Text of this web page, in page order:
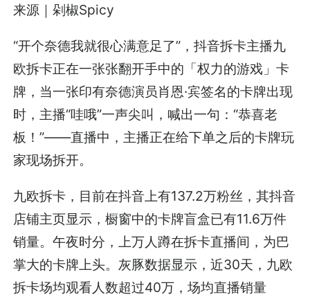
来源｜剁椒Spicy
“开个奈德我就很心满意足了”，抖音拆卡主播九
欧拆卡正在一张张翻开手中的「权力的游戏」卡
牌，当一张印有奈德演员肖恩·宾签名的卡牌出现
时，主播“哇哦”一声尖叫，喊出一句：“恭喜老
板！”——直播中，主播正在给下单之后的卡牌玩
家现场拆开。
九欧拆卡，目前在抖音上有137.2万粉丝，其抖音
店铺主页显示，橱窗中的卡牌盲盒已有11.6万件
销量。午夜时分，上万人蹲在拆卡直播间，为巴
掌大的卡牌上头。灰豚数据显示，近30天，九欧
拆卡场均观看人数超过40万，场均直播销量